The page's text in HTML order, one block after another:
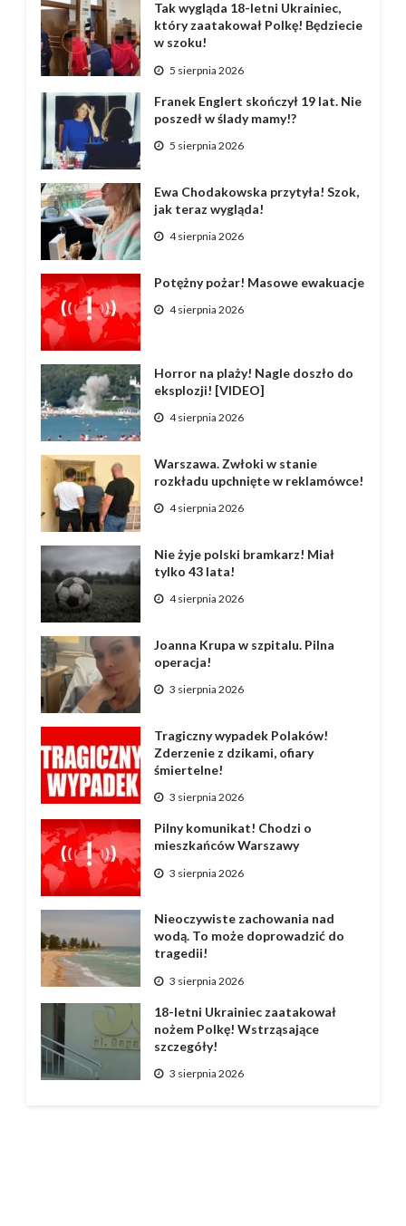
Tak wygląda 18-letni Ukrainiec,
który zaatakował Polkę! Będziecie
w szoku!
5 sierpnia 2026
Franek Englert skończył 19 lat. Nie
poszedł w ślady mamy!?
5 sierpnia 2026
Ewa Chodakowska przytyła! Szok,
jak teraz wygląda!
4 sierpnia 2026
Potężny pożar! Masowe ewakuacje
4 sierpnia 2026
Horror na plaży! Nagle doszło do
eksplozji! [VIDEO]
4 sierpnia 2026
Warszawa. Zwłoki w stanie
rozkładu upchnięte w reklamówce!
4 sierpnia 2026
Nie żyje polski bramkarz! Miał
tylko 43 lata!
4 sierpnia 2026
Joanna Krupa w szpitalu. Pilna
operacja!
3 sierpnia 2026
Tragiczny wypadek Polaków!
Zderzenie z dzikami, ofiary
śmiertelne!
3 sierpnia 2026
Pilny komunikat! Chodzi o
mieszkańców Warszawy
3 sierpnia 2026
Nieoczywiste zachowania nad
wodą. To może doprowadzić do
tragedii!
3 sierpnia 2026
18-letni Ukrainiec zaatakował
nożem Polkę! Wstrząsające
szczegóły!
3 sierpnia 2026